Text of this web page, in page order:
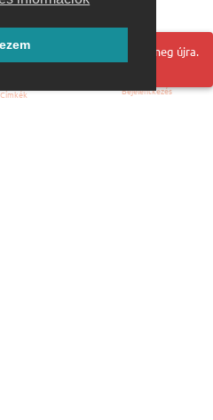
az oldalt és próbálja meg újra.
Címkék Bejelentkezés